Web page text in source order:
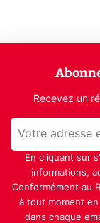
Recevez un
En cliquant sur
informations,
Conformément au
à tout moment
dans chaque